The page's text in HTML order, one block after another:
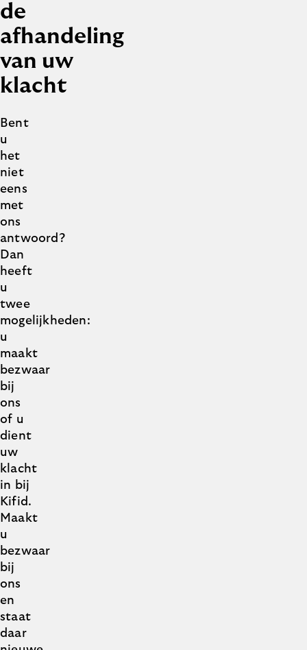
de
afhandeling
van uw
klacht
Bent
u
het
niet
eens
met
ons
antwoord?
Dan
heeft
u
twee
mogelijkheden:
u
maakt
bezwaar
bij
ons
of u
dient
uw
klacht
in bij
Kifid.
Maakt
u
bezwaar
bij
ons
en
staat
daar